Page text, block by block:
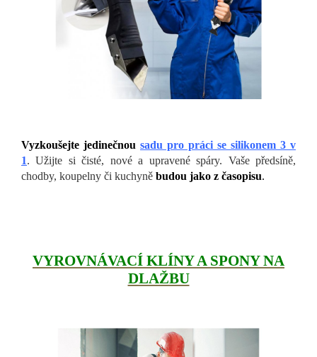
Vyzkoušejte jedinečnou sadu pro práci se silikonem 3 v
1. Užijte si čisté, nové a upravené spáry. Vaše předsíně,
chodby, koupelny či kuchyně budou jako z časopisu.
VYROVNÁVACÍ KLÍNY A SPONY NA
DLAŽBU